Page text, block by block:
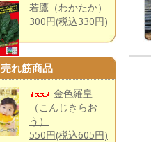
若鷹（わかたか）
300円(税込330円)
売れ筋商品
金色羅皇
（こんじきらお
う）
550円(税込605円)